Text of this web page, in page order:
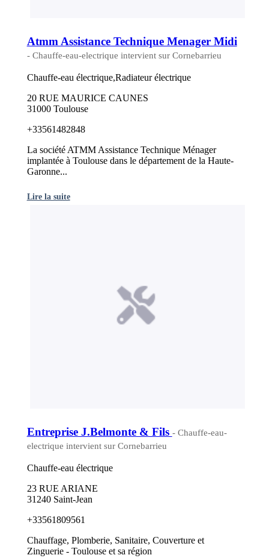
Atmm Assistance Technique Menager Midi
- Chauffe-eau-electrique intervient sur Cornebarrieu
Chauffe-eau électrique,Radiateur électrique
20 RUE MAURICE CAUNES
31000 Toulouse
+33561482848
La société ATMM Assistance Technique Ménager
implantée à Toulouse dans le département de la Haute-
Garonne...
Lire la suite
Entreprise J.Belmonte & Fils - Chauffe-eau-
electrique intervient sur Cornebarrieu
Chauffe-eau électrique
23 RUE ARIANE
31240 Saint-Jean
+33561809561
Chauffage, Plomberie, Sanitaire, Couverture et
Zinguerie - Toulouse et sa région